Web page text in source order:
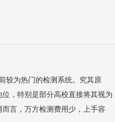
较为热门的检测系统。究其原
，特别是部分高校直接将其视为
言，万方检测费用少，上手容